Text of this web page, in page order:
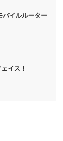
イルルーター
イス！